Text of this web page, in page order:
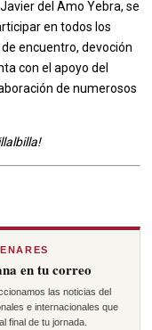
del Amo Yebra, se
en todos los
encuentro, devoción
con el apoyo del
de numerosos
en tu correo
las noticias del
e internacionales que
final de tu jornada.